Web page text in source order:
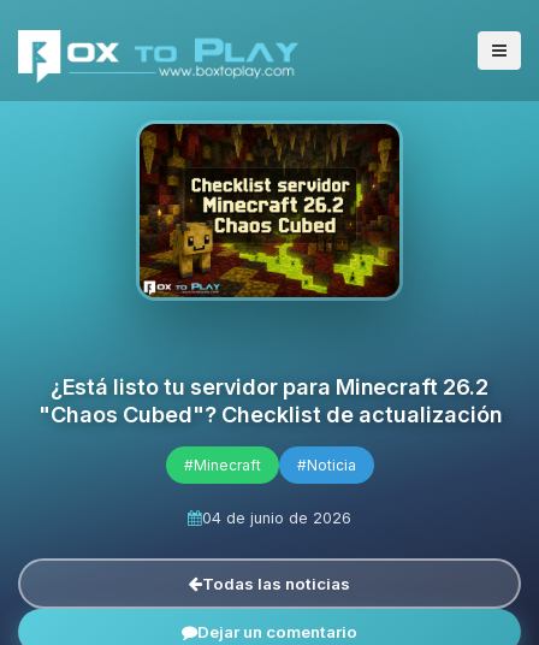
¿Está listo tu servidor para Minecraft 26.2
"Chaos Cubed"? Checklist de actualización
#Minecraft #Noticia
04 de junio de 2026
Todas las noticias
Dejar un comentario